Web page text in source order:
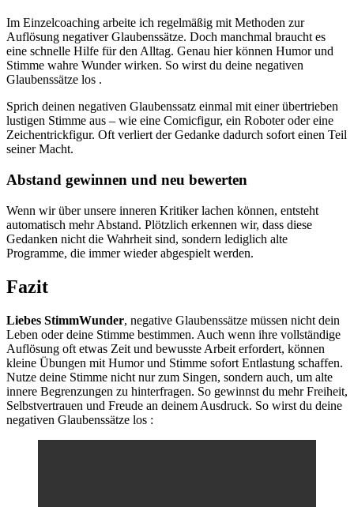
Im Einzelcoaching arbeite ich regelmäßig mit Methoden zur
Auflösung negativer Glaubenssätze. Doch manchmal braucht es
eine schnelle Hilfe für den Alltag. Genau hier können Humor und
Stimme wahre Wunder wirken. So wirst du deine negativen
Glaubenssätze los .
Sprich deinen negativen Glaubenssatz einmal mit einer übertrieben
lustigen Stimme aus – wie eine Comicfigur, ein Roboter oder eine
Zeichentrickfigur. Oft verliert der Gedanke dadurch sofort einen Teil
seiner Macht.
Abstand gewinnen und neu bewerten
Wenn wir über unsere inneren Kritiker lachen können, entsteht
automatisch mehr Abstand. Plötzlich erkennen wir, dass diese
Gedanken nicht die Wahrheit sind, sondern lediglich alte
Programme, die immer wieder abgespielt werden.
Fazit
Liebes StimmWunder, negative Glaubenssätze müssen nicht dein
Leben oder deine Stimme bestimmen. Auch wenn ihre vollständige
Auflösung oft etwas Zeit und bewusste Arbeit erfordert, können
kleine Übungen mit Humor und Stimme sofort Entlastung schaffen.
Nutze deine Stimme nicht nur zum Singen, sondern auch, um alte
innere Begrenzungen zu hinterfragen. So gewinnst du mehr Freiheit,
Selbstvertrauen und Freude an deinem Ausdruck. So wirst du deine
negativen Glaubenssätze los :